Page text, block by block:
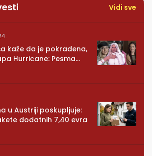
Vidi sve
kaže da je pokradena,
Hurricane: Pesma
u Austriji poskupljuje:
dodatnih 7,40 evra